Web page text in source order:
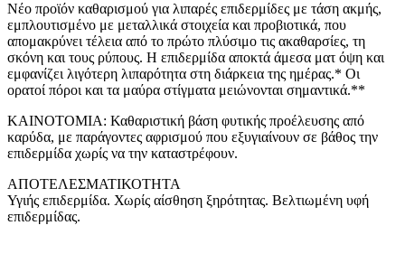
Νέο προϊόν καθαρισμού για λιπαρές επιδερμίδες με τάση ακμής,
εμπλουτισμένο με μεταλλικά στοιχεία και προβιοτικά, που
απομακρύνει τέλεια από το πρώτο πλύσιμο τις ακαθαρσίες, τη
σκόνη και τους ρύπους. Η επιδερμίδα αποκτά άμεσα ματ όψη και
εμφανίζει λιγότερη λιπαρότητα στη διάρκεια της ημέρας.* Οι
ορατοί πόροι και τα μαύρα στίγματα μειώνονται σημαντικά.**
ΚΑΙΝΟΤΟΜΙΑ: Καθαριστική βάση φυτικής προέλευσης από
καρύδα, με παράγοντες αφρισμού που εξυγιαίνουν σε βάθος την
επιδερμίδα χωρίς να την καταστρέφουν.
ΑΠΟΤΕΛΕΣΜΑΤΙΚΟΤΗΤΑ
Υγιής επιδερμίδα. Χωρίς αίσθηση ξηρότητας. Βελτιωμένη υφή
επιδερμίδας.